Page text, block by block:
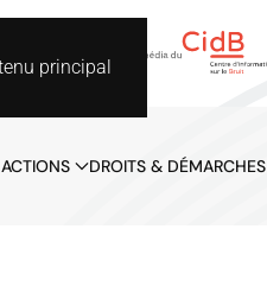
principal
DROITS & DÉMARCHES